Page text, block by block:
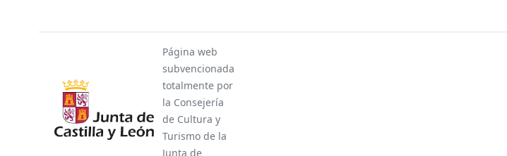
Página web
subvencionada
totalmente por
la Consejería
de Cultura y
Turismo de la